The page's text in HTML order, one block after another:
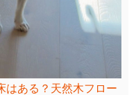
はある？天然木フロー